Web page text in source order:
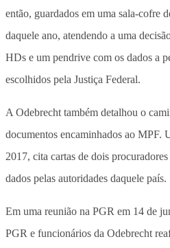
então, guardados em uma sala-cofre
daquele ano, atendendo a uma
HDs e um pendrive com os dados a
escolhidos pela Justiça Federal.
A Odebrecht também detalhou o
documentos encaminhados ao MPF.
2017, cita cartas de dois
dados pelas autoridades daquele país.
Em uma reunião na PGR em 14 de
PGR e funcionários da Odebrecht